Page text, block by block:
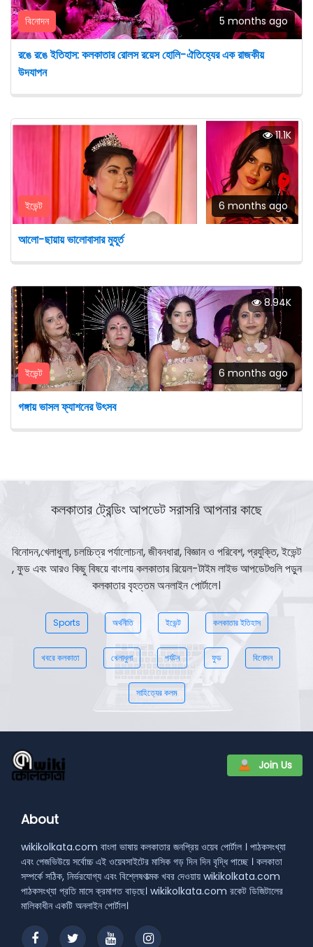
বিনোদন 5 months ago
রঙে রঙে ইতিহাস: কলকাতার রোলস রয়েস হোলি-ঐতিহ্যের এক রাজকীয়
উদযাপন
11.1K
ইভেন্ট 6 months ago
আলো-ছায়ায় ভালোবাসার মুহূর্ত
8.94K
ইভেন্ট 6 months ago
গঙ্গায় ভাসল ফ্যাশনের উৎসব
কলকাতার ট্রেন্ডিং আপডেট সরাসরি আপনার কাছে
বিনোদন,খেলাধুলা, চলচ্চিত্র পর্যালোচনা, জীবনধারা, বিজ্ঞান ও পরিবেশ, প্রযুক্তি, ইভেন্ট
, ফুড এবং আরও কিছু বিষয়ে বাংলায় কলকাতার রিয়েল-টাইম লাইভ আপডেটগুলি পড়ুন
কলকাতার বৃহত্তম অনলাইন পোর্টালে।
Sports অর্থনীতি ইভেন্ট কলকাতার ইতিহাস
খবরে কলকাতা খেলাধুলা পর্যটন ফুড বিনোদন
সাহিত্যের কলম
Join Us
About
wikikolkata.com বাংলা ভাষায় কলকাতার জনপ্রিয় ওয়েব পোর্টাল । পাঠকসংখ্যা
এবং পেজভিউয়ে সর্বোচ্চ এই ওয়েবসাইটের মাসিক গড় দিন দিন বৃদ্ধি পাচ্ছে । কলকাতা
সম্পর্কে সঠিক, নির্ভরযোগ্য এবং বিশ্লেষণাত্মক খবর দেওয়ায় wikikolkata.com
পাঠকসংখ্যা প্রতি মাসে ক্রমাগত বাড়ছে। wikikolkata.com রকেট ডিজিটালের
মালিকাধীন একটি অনলাইন পোর্টাল।